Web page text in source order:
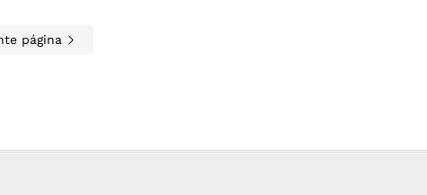
página